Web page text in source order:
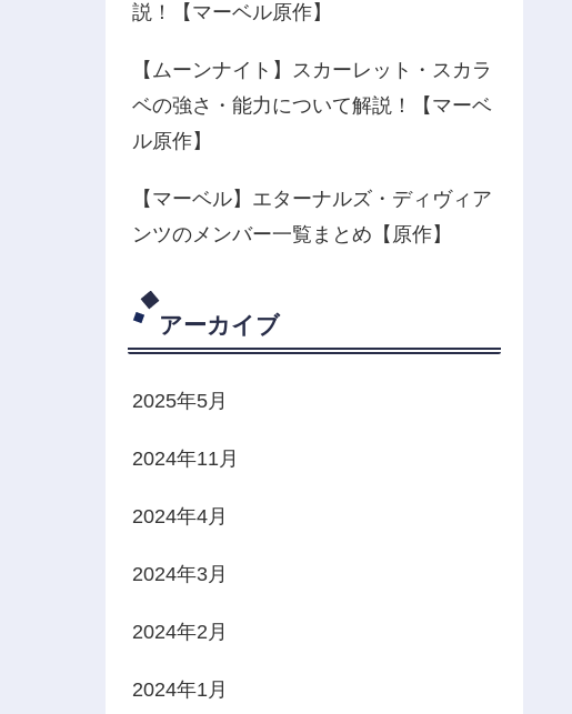
説！【マーベル原作】
【ムーンナイト】スカーレット・スカラ
ベの強さ・能力について解説！【マーベ
ル原作】
【マーベル】エターナルズ・ディヴィア
ンツのメンバー一覧まとめ【原作】
アーカイブ
2025年5月
2024年11月
2024年4月
2024年3月
2024年2月
2024年1月